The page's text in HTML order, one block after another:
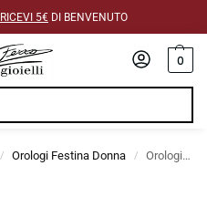
RICEVI 5€ DI BENVENUTO
0
/ Orologi Festina Donna / Orologio Festina Argentato Cinghia